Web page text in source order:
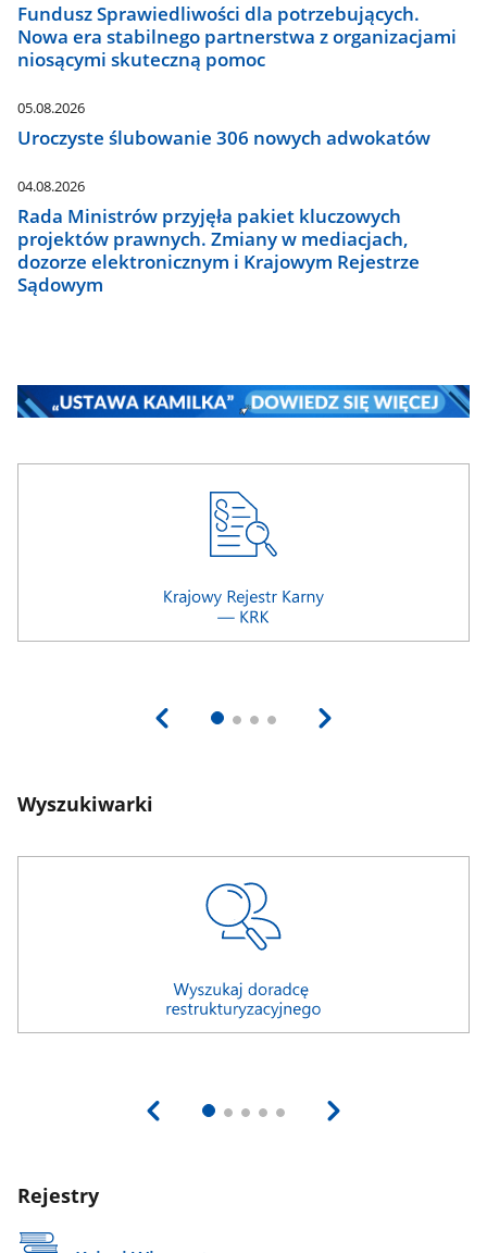
Fundusz Sprawiedliwości dla potrzebujących.
Nowa era stabilnego partnerstwa z organizacjami
niosącymi skuteczną pomoc
05.08.2026
Uroczyste ślubowanie 306 nowych adwokatów
04.08.2026
Rada Ministrów przyjęła pakiet kluczowych
projektów prawnych. Zmiany w mediacjach,
dozorze elektronicznym i Krajowym Rejestrze
Sądowym
Wyszukiwarki
Rejestry